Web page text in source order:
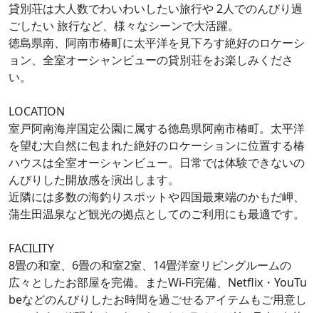
貸別荘は大人数でわいわいしたい旅行や 2人でのんびり過
ごしたい 旅行など、様々なシーンで大活躍。
徳島県南、阿南市椿町に太平洋を見下ろす絶好のロケーシ
ョン、全室オーシャンビューの貸別荘をお楽しみくださ
い。
LOCATION
室戸阿南海岸国定公園に属する徳島県阿南市椿町。太平洋
を望む大自然に包まれた絶好のロケーションに位置する椿
ハウスは全室オーシャンビュー。日常では体験できないの
んびりした開放感を演出します。
近隣には多数の海釣りスポットや四国最東端のかもだ岬、
蒲生田温泉など観光の拠点としてのご利用にも最適です。
FACILITY
8畳の和室、6畳の和室2室、14畳洋室リビングルームの
広々としたお部屋を完備。またWi-Fi完備、Netflix・YouTu
beなどのんびりしたお時間を過ごせるアイテムもご用意し